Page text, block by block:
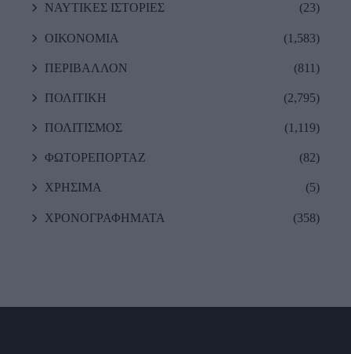
ΝΑΥΤΙΚΕΣ ΙΣΤΟΡΙΕΣ (23)
ΟΙΚΟΝΟΜΙΑ (1,583)
ΠΕΡΙΒΑΛΛΟΝ (811)
ΠΟΛΙΤΙΚΗ (2,795)
ΠΟΛΙΤΙΣΜΟΣ (1,119)
ΦΩΤΟΡΕΠΟΡΤΑΖ (82)
ΧΡΗΣΙΜΑ (5)
ΧΡΟΝΟΓΡΑΦΗΜΑΤΑ (358)